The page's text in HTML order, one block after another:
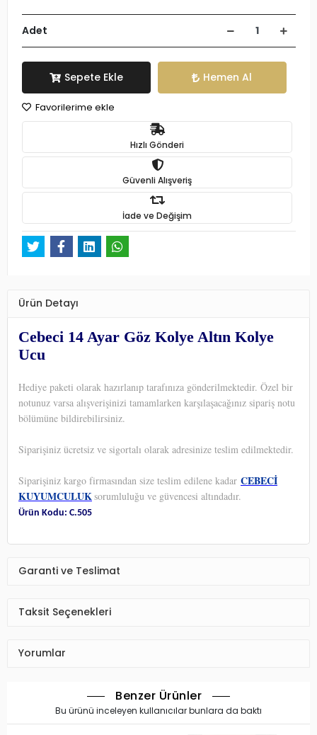
Adet
Sepete Ekle Hemen Al
Favorilerime ekle
Hızlı Gönderi
Güvenli Alışveriş
İade ve Değişim
Ürün Detayı
Cebeci 14 Ayar Göz Kolye Altın Kolye
Ucu
Hediye paketi olarak hazırlanıp tarafınıza gönderilmektedir. Özel bir
notunuz varsa alışverişinizi tamamlarken karşılaşacağınız sipariş notu
bölümüne bildirebilirsiniz.
Siparişiniz ücretsiz ve sigortalı olarak adresinize teslim edilmektedir.
Siparişiniz kargo firmasından size teslim edilene kadar CEBECİ
KUYUMCULUKsorumluluğu ve güvencesi altındadır.
Ürün Kodu: C.505
Garanti ve Teslimat
Taksit Seçenekleri
Yorumlar
Benzer Ürünler
Bu ürünü inceleyen kullanıcılar bunlara da baktı